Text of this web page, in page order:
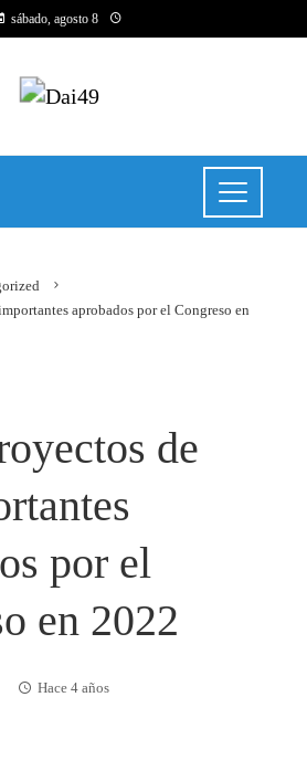
sábado, agosto 8
aprobados por el Congreso en
de
por el
en 2022
Hace 4 años